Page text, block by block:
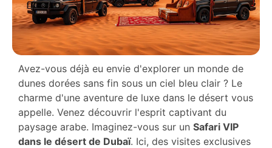
Avez-vous déjà eu envie d'explorer un monde de
dunes dorées sans fin sous un ciel bleu clair ? Le
charme d'une aventure de luxe dans le désert vous
appelle. Venez découvrir l'esprit captivant du
paysage arabe. Imaginez-vous sur un Safari VIP
dans le désert de Dubaï. Ici, des visites exclusives